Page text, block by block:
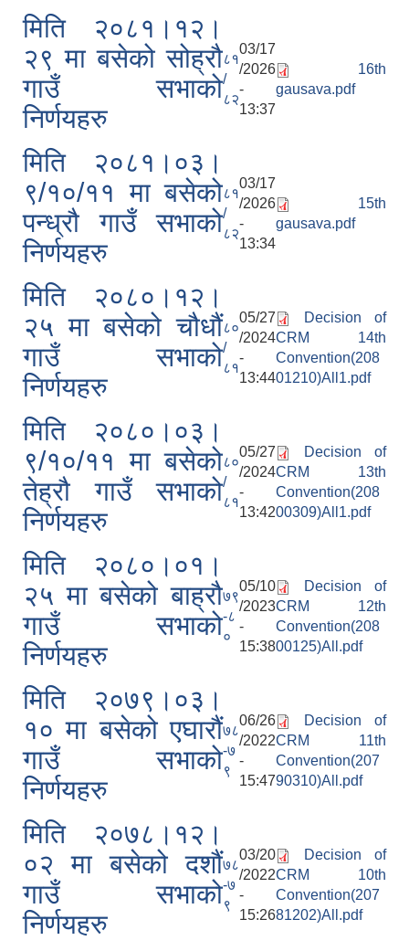
मिति २०८१।१२।
२९ मा बसेको सोह्रौ
गाउँ सभाको
निर्णयहरु
८१
/
८२
03/17
/2026
-
13:37
16th
gausava.pdf
मिति २०८१।०३।
९/१०/११ मा बसेको
पन्ध्रौ गाउँ सभाको
निर्णयहरु
८१
/
८२
03/17
/2026
-
13:34
15th
gausava.pdf
मिति २०८०।१२।
२५ मा बसेको चौधौं
गाउँ सभाको
निर्णयहरु
८०
/
८१
05/27
/2024
-
13:44
Decision of
CRM 14th
Convention(208
01210)All1.pdf
मिति २०८०।०३।
९/१०/११ मा बसेको
तेह्रौ गाउँ सभाको
निर्णयहरु
८०
/
८१
05/27
/2024
-
13:42
Decision of
CRM 13th
Convention(208
00309)All1.pdf
मिति २०८०।०१।
२५ मा बसेको बाह्रौ
गाउँ सभाको
निर्णयहरु
७९
-८
०
05/10
/2023
-
15:38
Decision of
CRM 12th
Convention(208
00125)All.pdf
मिति २०७९।०३।
१० मा बसेको एघारौं
गाउँ सभाको
निर्णयहरु
७८
-७
९
06/26
/2022
-
15:47
Decision of
CRM 11th
Convention(207
90310)All.pdf
मिति २०७८।१२।
०२ मा बसेको दशौं
गाउँ सभाको
निर्णयहरु
७८
-७
९
03/20
/2022
-
15:26
Decision of
CRM 10th
Convention(207
81202)All.pdf